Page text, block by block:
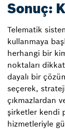
Sonuç:
Telematik
kullanmaya
herhangi bir
noktaları
dayalı bir
seçerek,
çıkmazlardan
şirketler kendi
hizmetleriyle